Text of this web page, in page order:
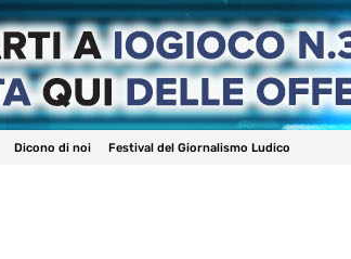
Dicono di noi Festival del Giornalismo Ludico